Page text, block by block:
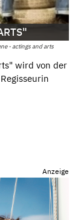
- actings and arts
wird von der
Anzeige